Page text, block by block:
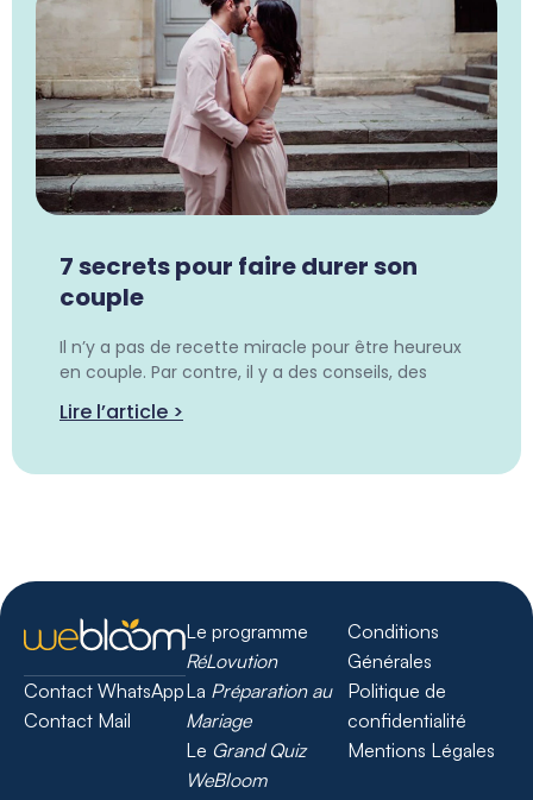
7 secrets pour faire durer son
couple
Il n’y a pas de recette miracle pour être heureux
en couple. Par contre, il y a des conseils, des
Lire l’article >
Contact WhatsApp
Contact Mail
Le programme
RéLovution
La Préparation au
Mariage
Le Grand Quiz
WeBloom
Conditions
Générales
Politique de
confidentialité
Mentions Légales